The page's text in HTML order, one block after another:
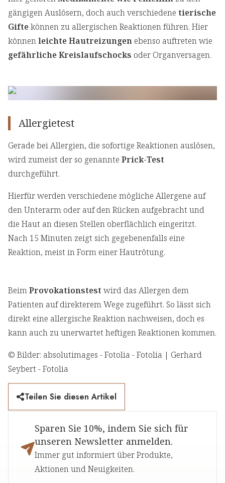
gängigen Auslösern, doch auch verschiedene tierische
Giftekönnen zu allergischen Reaktionen führen. Hier
könnenleichte Hautreizungen ebenso auftreten wie
gefährliche Kreislaufschocks oder Organversagen.
Allergietest
Gerade bei Allergien, die sofortige Reaktionen auslösen,
wird zumeist der so genannte Prick-Test
durchgeführt.
Hierfür werden verschiedene mögliche Allergene auf
den Unterarm oder auf den Rücken aufgebracht und
die Haut an diesen Stellen oberflächlich eingeritzt.
Nach 15 Minuten zeigt sich gegebenenfalls eine
Reaktion, meist in Form einer Hautrötung.
BeimProvokationstest wird das Allergen dem
Patienten auf direkterem Wege zugeführt. So lässt sich
direkt eine allergische Reaktion nachweisen, doch es
kann auch zu unerwartet heftigen Reaktionen kommen.
© Bilder: absolutimages - Fotolia - Fotolia | Gerhard
Seybert - Fotolia
Teilen Sie diesen Artikel
Sparen Sie 10%, indem Sie sich für
unseren Newsletter anmelden.
Immer gut informiert über Produkte,
Aktionen und Neuigkeiten.